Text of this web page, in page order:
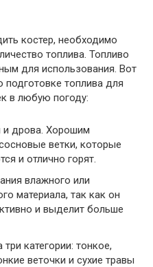
костер, необходимо
топлива. Топливо
для использования. Вот
подготовке топлива для
в любую погоду:
и дрова. Хорошим
ветки, которые
и отлично горят.
влажного или
материала, так как он
и выделит больше
категории: тонкое,
веточки и сухие травы